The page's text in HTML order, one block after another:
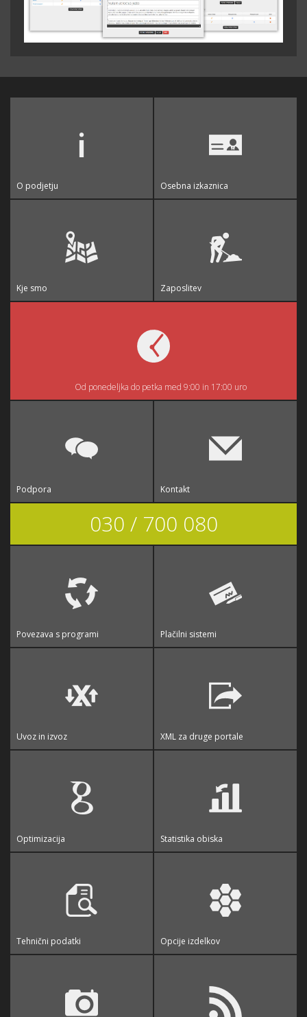
O podjetju Osebna izkaznica
Kje smo Zaposlitev
Od ponedeljka do petka med 9:00 in 17:00 uro
Podpora Kontakt
030 / 700 080
Povezava s programi Plačilni sistemi
Uvoz in izvoz XML za druge portale
Optimizacija Statistika obiska
Tehnični podatki Opcije izdelkov